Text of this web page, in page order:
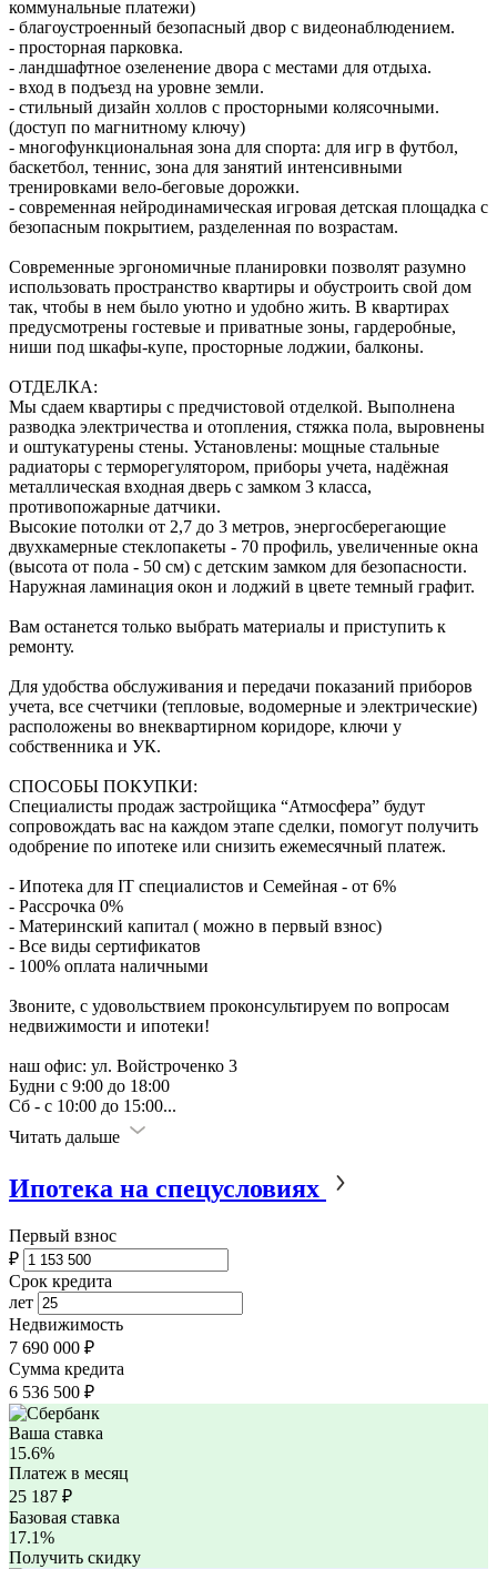
коммунальные платежи)
- благоустроенный безопасный двор с видеонаблюдением.
- просторная парковка.
- ландшафтное озеленение двора с местами для отдыха.
- вход в подъезд на уровне земли.
- стильный дизайн холлов с просторными колясочными.
(доступ по магнитному ключу)
- многофункциональная зона для спорта: для игр в футбол,
баскетбол, теннис, зона для занятий интенсивными
тренировками вело-беговые дорожки.
- современная нейродинамическая игровая детская площадка с
безопасным покрытием, разделенная по возрастам.
Современные эргономичные планировки позволят разумно
использовать пространство квартиры и обустроить свой дом
так, чтобы в нем было уютно и удобно жить. В квартирах
предусмотрены гостевые и приватные зоны, гардеробные,
ниши под шкафы-купе, просторные лоджии, балконы.
ОТДЕЛКА:
Мы сдаем квартиры с предчистовой отделкой. Выполнена
разводка электричества и отопления, стяжка пола, выровнены
и оштукатурены стены. Установлены: мощные стальные
радиаторы с терморегулятором, приборы учета, надёжная
металлическая входная дверь с замком 3 класса,
противопожарные датчики.
Высокие потолки от 2,7 до 3 метров, энергосберегающие
двухкамерные стеклопакеты - 70 профиль, увеличенные окна
(высота от пола - 50 см) с детским замком для безопасности.
Наружная ламинация окон и лоджий в цвете темный графит.
Вам останется только выбрать материалы и приступить к
ремонту.
Для удобства обслуживания и передачи показаний приборов
учета, все счетчики (тепловые, водомерные и электрические)
расположены во внеквартирном коридоре, ключи у
собственника и УК.
СПОСОБЫ ПОКУПКИ:
Специалисты продаж застройщика “Атмосфера” будут
сопровождать вас на каждом этапе сделки, помогут получить
одобрение по ипотеке или снизить ежемесячный платеж.
- Ипотека для IT специалистов и Семейная - от 6%
- Рассрочка 0%
- Материнский капитал ( можно в первый взнос)
- Все виды сертификатов
- 100% оплата наличными
Звоните, с удовольствием проконсультируем по вопросам
недвижимости и ипотеки!
наш офис: ул. Войстроченко 3
Будни с 9:00 до 18:00
Сб - с 10:00 до 15:00...
Читать дальше
Ипотека на спецусловиях
Первый взнос
₽
Срок кредита
лет
Недвижимость
7 690 000 ₽
Сумма кредита
6 536 500 ₽
Ваша ставка
15.6%
Платеж в месяц
25 187 ₽
Базовая ставка
17.1%
Получить скидку